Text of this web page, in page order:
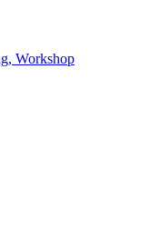
Workshop